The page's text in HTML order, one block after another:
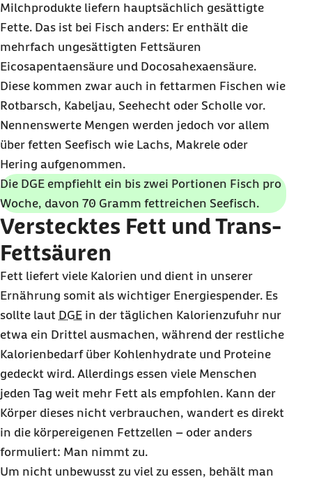
Milchprodukte liefern hauptsächlich gesättigte
Fette. Das ist bei Fisch anders: Er enthält die
mehrfach ungesättigten Fettsäuren
Eicosapentaensäure und Docosahexaensäure.
Diese kommen zwar auch in fettarmen Fischen wie
Rotbarsch, Kabeljau, Seehecht oder Scholle vor.
Nennenswerte Mengen werden jedoch vor allem
über fetten Seefisch wie Lachs, Makrele oder
Hering aufgenommen.
Die DGE empfiehlt ein bis zwei Portionen Fisch pro
Woche, davon 70 Gramm fettreichen Seefisch.
Verstecktes Fett und Trans-
Fettsäuren
Fett liefert viele Kalorien und dient in unserer
Ernährung somit als wichtiger Energiespender. Es
sollte laut DGE in der täglichen Kalorienzufuhr nur
etwa ein Drittel ausmachen, während der restliche
Kalorienbedarf über Kohlenhydrate und Proteine
gedeckt wird. Allerdings essen viele Menschen
jeden Tag weit mehr Fett als empfohlen. Kann der
Körper dieses nicht verbrauchen, wandert es direkt
in die körpereigenen Fettzellen – oder anders
formuliert: Man nimmt zu.
Um nicht unbewusst zu viel zu essen, behält man